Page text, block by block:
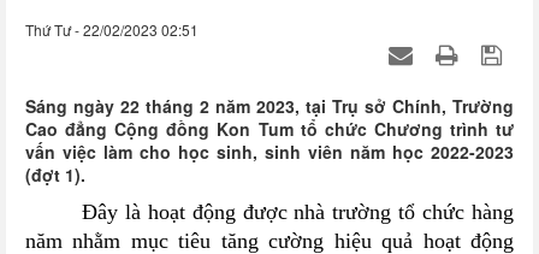
Thứ Tư - 22/02/2023 02:51
Sáng ngày 22 tháng 2 năm 2023, tại Trụ sở Chính, Trường
Cao đẳng Cộng đồng Kon Tum tổ chức Chương trình tư
vấn việc làm cho học sinh, sinh viên năm học 2022-2023
(đợt 1).
Đây là hoạt động được nhà trường tổ chức hàng
năm nhằm mục tiêu tăng cường hiệu quả hoạt động